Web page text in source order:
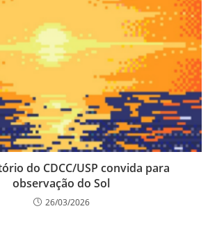
do CDCC/USP convida para
observação do Sol
26/03/2026